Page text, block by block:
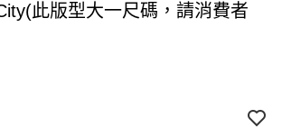
此版型大一尺碼，請消費者